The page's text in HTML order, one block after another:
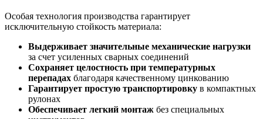
Особая технология производства гарантирует
исключительную стойкость материала:
Выдерживает значительные механические нагрузки
за счет усиленных сварных соединений
Сохраняет целостность при температурных
перепадах благодаря качественному цинкованию
Гарантирует простую транспортировку в компактных
рулонах
Обеспечивает легкий монтаж без специальных